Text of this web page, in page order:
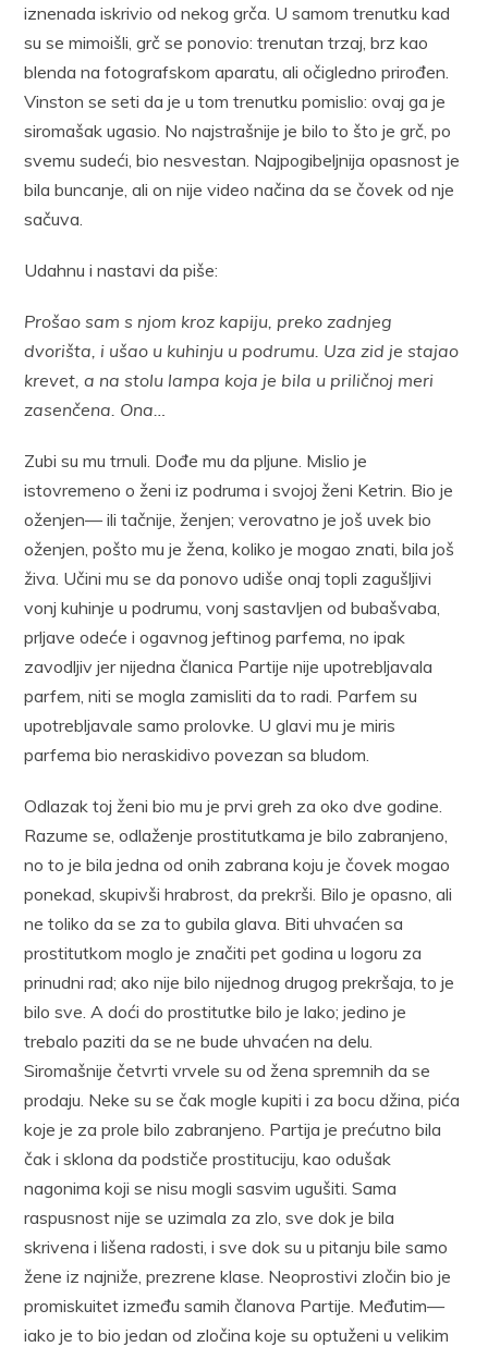
iznenada iskrivio od nekog grča. U samom trenutku kad
su se mimoišli, grč se ponovio: trenutan trzaj, brz kao
blenda na fotografskom aparatu, ali očigledno prirođen.
Vinston se seti da je u tom trenutku pomislio: ovaj ga je
siromašak ugasio. No najstrašnije je bilo to što je grč, po
svemu sudeći, bio nesvestan. Najpogibeljnija opasnost je
bila buncanje, ali on nije video načina da se čovek od nje
sačuva.
Udahnu i nastavi da piše:
Prošao sam s njom kroz kapiju, preko zadnjeg
dvorišta, i ušao u kuhinju u podrumu. Uza zid je stajao
krevet, a na stolu lampa koja je bila u priličnoj meri
zasenčena. Ona…
Zubi su mu trnuli. Dođe mu da pljune. Mislio je
istovremeno o ženi iz podruma i svojoj ženi Ketrin. Bio je
oženjen— ili tačnije, ženjen; verovatno je još uvek bio
oženjen, pošto mu je žena, koliko je mogao znati, bila još
živa. Učini mu se da ponovo udiše onaj topli zagušljivi
vonj kuhinje u podrumu, vonj sastavljen od bubašvaba,
prljave odeće i ogavnog jeftinog parfema, no ipak
zavodljiv jer nijedna članica Partije nije upotrebljavala
parfem, niti se mogla zamisliti da to radi. Parfem su
upotrebljavale samo prolovke. U glavi mu je miris
parfema bio neraskidivo povezan sa bludom.
Odlazak toj ženi bio mu je prvi greh za oko dve godine.
Razume se, odlaženje prostitutkama je bilo zabranjeno,
no to je bila jedna od onih zabrana koju je čovek mogao
ponekad, skupivši hrabrost, da prekrši. Bilo je opasno, ali
ne toliko da se za to gubila glava. Biti uhvaćen sa
prostitutkom moglo je značiti pet godina u logoru za
prinudni rad; ako nije bilo nijednog drugog prekršaja, to je
bilo sve. A doći do prostitutke bilo je lako; jedino je
trebalo paziti da se ne bude uhvaćen na delu.
Siromašnije četvrti vrvele su od žena spremnih da se
prodaju. Neke su se čak mogle kupiti i za bocu džina, pića
koje je za prole bilo zabranjeno. Partija je prećutno bila
čak i sklona da podstiče prostituciju, kao odušak
nagonima koji se nisu mogli sasvim ugušiti. Sama
raspusnost nije se uzimala za zlo, sve dok je bila
skrivena i lišena radosti, i sve dok su u pitanju bile samo
žene iz najniže, prezrene klase. Neoprostivi zločin bio je
promiskuitet između samih članova Partije. Međutim—
iako je to bio jedan od zločina koje su optuženi u velikim